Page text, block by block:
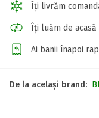
Îți livrăm
Îți luăm de acasă
Ai banii înapoi
De la același brand: